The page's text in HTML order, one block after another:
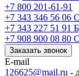
+7 800 201-61-91
+7 343 346 56 06
+7 343 227 51 91
+7 908 900 08 80
Заказать звонок
E-mail
126625@mail.ru -